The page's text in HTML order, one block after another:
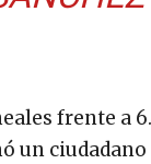
frente a
un